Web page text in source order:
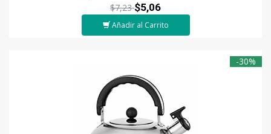
$7,23$5,06
Añadir al Carrito
-30%